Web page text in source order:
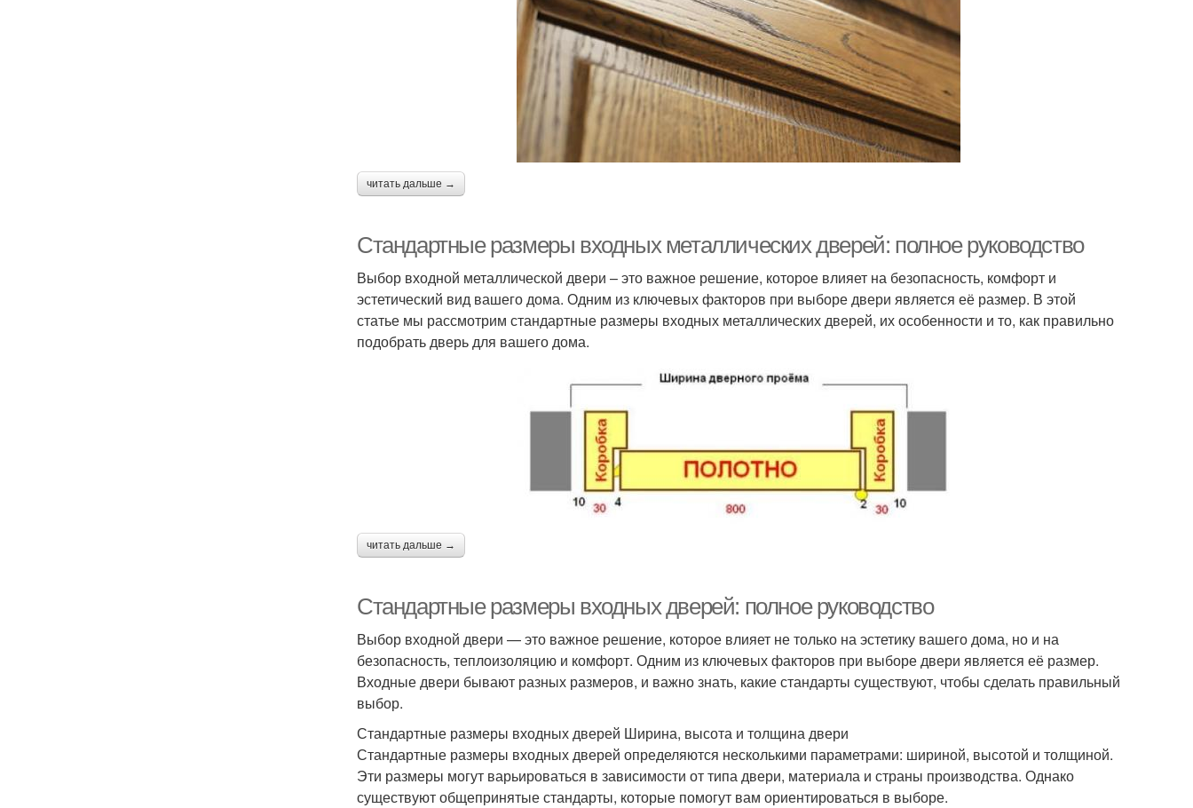
читать дальше →
Стандартные размеры входных металлических дверей: полное руководство
Выбор входной металлической двери – это важное решение, которое влияет на безопасность, комфорт и
эстетический вид вашего дома. Одним из ключевых факторов при выборе двери является её размер. В этой
статье мы рассмотрим стандартные размеры входных металлических дверей, их особенности и то, как правильно
подобрать дверь для вашего дома.
читать дальше →
Стандартные размеры входных дверей: полное руководство
Выбор входной двери — это важное решение, которое влияет не только на эстетику вашего дома, но и на
безопасность, теплоизоляцию и комфорт. Одним из ключевых факторов при выборе двери является её размер.
Входные двери бывают разных размеров, и важно знать, какие стандарты существуют, чтобы сделать правильный
выбор.
Стандартные размеры входных дверей Ширина, высота и толщина двери
Стандартные размеры входных дверей определяются несколькими параметрами: шириной, высотой и толщиной.
Эти размеры могут варьироваться в зависимости от типа двери, материала и страны производства. Однако
существуют общепринятые стандарты, которые помогут вам ориентироваться в выборе.